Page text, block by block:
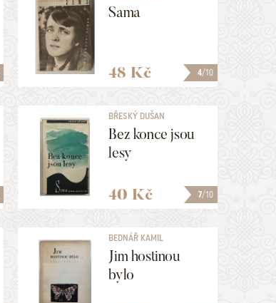
4/10
Sama
48 Kč
7/10
BŘESKÝ DUŠAN
Bez konce jsou
lesy
40 Kč
BEDNÁŘ KAMIL
Jim hostinou
bylo